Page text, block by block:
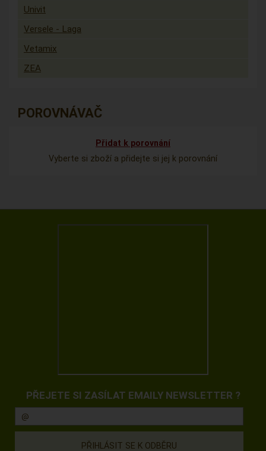
Univit
Versele - Laga
Vetamix
ZEA
POROVNÁVAČ
Přidat k porovnání
Vyberte si zboží a přidejte si jej k porovnání
PŘEJETE SI ZASÍLAT EMAILY NEWSLETTER ?